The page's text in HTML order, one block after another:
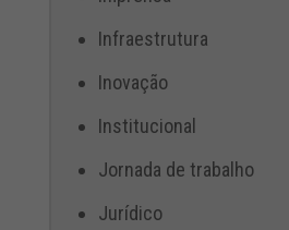
Infraestrutura
Inovação
Institucional
Jornada de trabalho
Jurídico